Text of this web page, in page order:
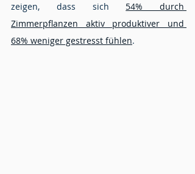
zeigen, dass sich 54% durch
Zimmerpflanzen aktiv produktiver und
68% weniger gestresst fühlen.